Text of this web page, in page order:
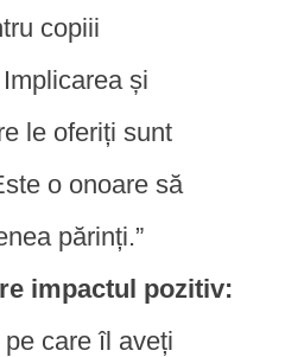
copiii
și
le oferiți sunt
o onoare să
părinți.”
impactul pozitiv:
care îl aveți